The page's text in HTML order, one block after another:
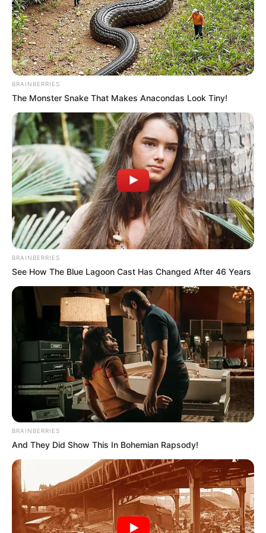
En comparación con el año anterior,se registraron
menos casosdurante estas fechas, siendo el año pasado
42 personas lesionadas entre el 7 y 8 de diciembre, lo que
representó casi el 43 % del total de casos de toda la
temporada.
Las autoridades han activado las rutas de protección con
el ICBF para los menores afectados y, hasta el momento,
12 personas se encuentran hospitalizadas en diferentes
centros médicos de la ciudad, sin reportes de
intoxicaciones por fósforo blanco o fallecimientos.
La Secretaría Distrital de Salud
sigue vigilando de cerca
las unidades de urgenciaspara identificar cualquier caso
adicional de personas afectadas por pólvora y mantener
informada a la comunidad sobre la situación.
COMPARTIR
TEMAS RELACIONADOS
PÓLVORA BOGOTÁ
DÍA DE LAS VELITAS
QUEMADOS CON PÓLVORA
MANTÉNGASE EN ALERTA
Tenemos todas las noticias que le
favor, active las notificaciones de Alerta.
ACTIVAR AHORA
BRAINBERRIES
The Monster Snake That Makes Anacondas Look Tiny!
BRAINBERRIES
See How The Blue Lagoon Cast Has Changed After 46 Years
BRAINBERRIES
And They Did Show This In Bohemian Rapsody!